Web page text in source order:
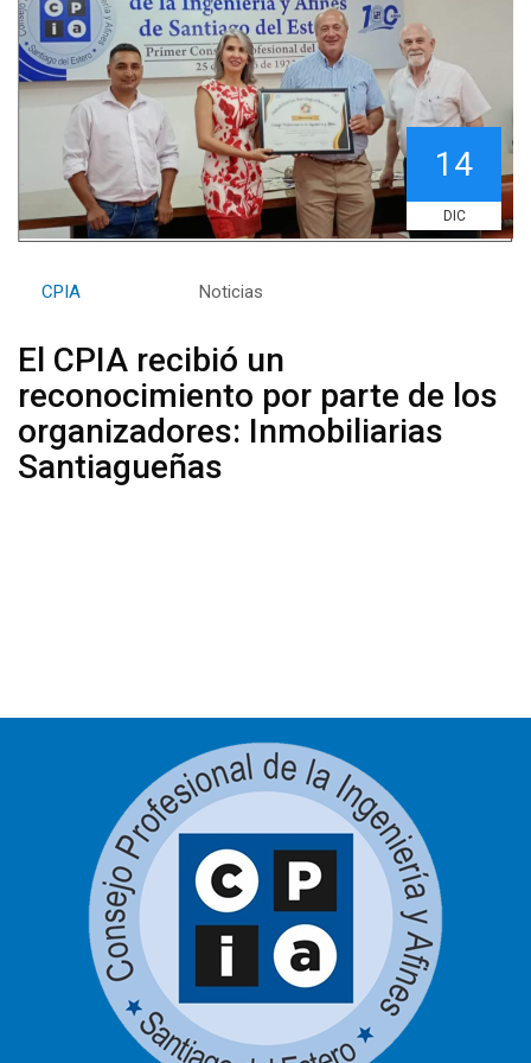
14
DIC
CPIA Noticias
El CPIA recibió un
reconocimiento por parte de los
organizadores: Inmobiliarias
Santiagueñas